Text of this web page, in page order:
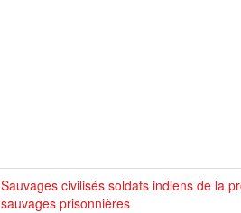
Sauvages civilisés soldats indiens de la
sauvages prisonnières